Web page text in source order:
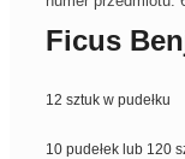
Ficus
12 sztuk w pudełku
10 pudełek lub 120